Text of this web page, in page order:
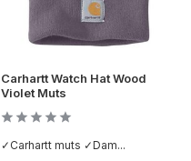
Carhartt Watch Hat Wood
Violet Muts
✓Carhartt muts ✓Dam...